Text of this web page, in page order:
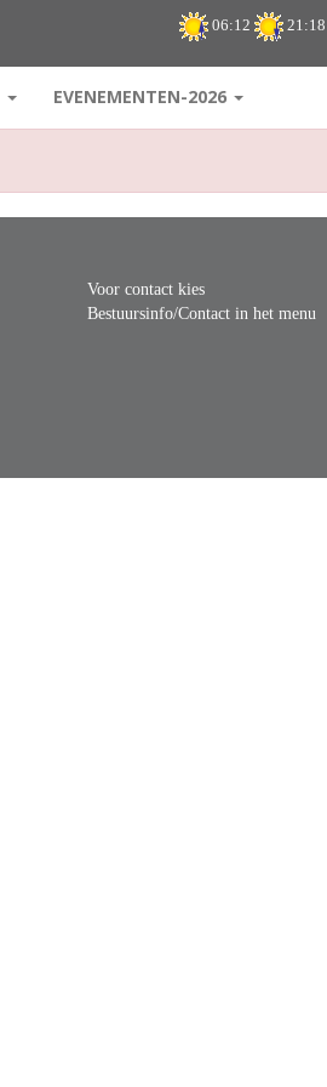
06:12 21:18
EVENEMENTEN-2026
Voor contact kies
Bestuursinfo/Contact in het menu